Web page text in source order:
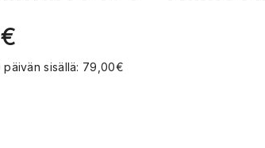
€
sisällä: 79,00€